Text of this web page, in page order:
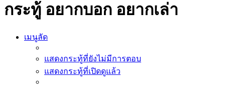
กระทู้ อยากบอก อยากเล่า
เมนูลัด
แสดงกระทู้ที่ยังไม่มีการตอบ
แสดงกระทู้ที่เปิดดูแล้ว